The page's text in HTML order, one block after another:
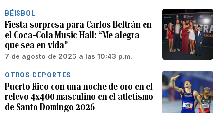
BÉISBOL
Fiesta sorpresa para Carlos Beltrán en
el Coca-Cola Music Hall: “Me alegra
que sea en vida”
7 de agosto de 2026 a las 10:43 p.m.
OTROS DEPORTES
Puerto Rico con una noche de oro en el
relevo 4x400 masculino en el atletismo
de Santo Domingo 2026